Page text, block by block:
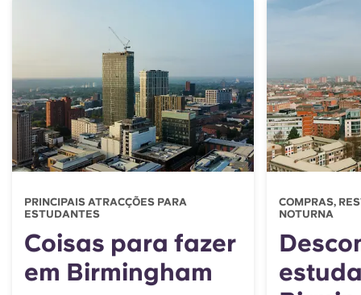
PRINCIPAIS ATRACÇÕES PARA
ESTUDANTES
Coisas para fazer
em Birmingham
COMPRAS,
NOTURNA